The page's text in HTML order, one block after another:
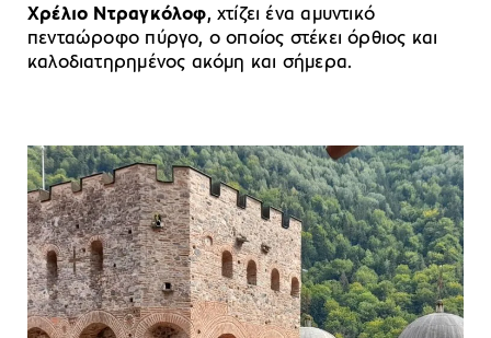
Χρέλιο Ντραγκόλοφ, χτίζει ένα αμυντικό
πενταώροφο πύργο, ο οποίος στέκει όρθιος και
καλοδιατηρημένος ακόμη και σήμερα.